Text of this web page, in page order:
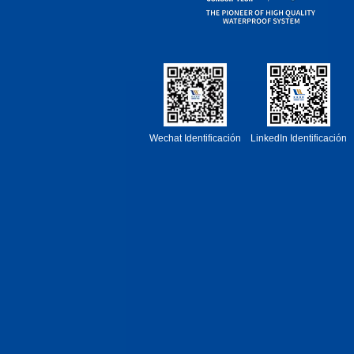
Wechat Identificación LinkedIn Identificación